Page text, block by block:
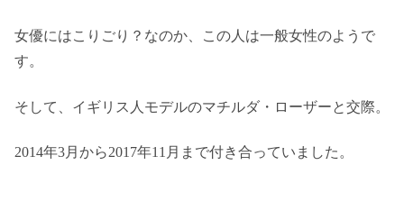
女優にはこりごり？なのか、この人は一般女性のようで
す。
そして、イギリス人モデルのマチルダ・ローザーと交際。
2014年3月から2017年11月まで付き合っていました。